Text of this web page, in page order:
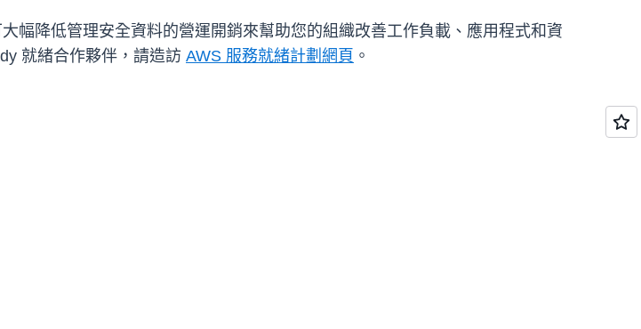
幅降低管理安全資料的營運開銷來幫助您的組織改善工作負載、應用程式和資
就緒合作夥伴，請造訪 AWS 服務就緒計劃網頁 。